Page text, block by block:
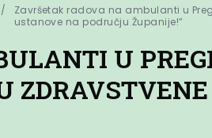
Završetak radova na ambulanti u
ustanove na području Županije!”
U